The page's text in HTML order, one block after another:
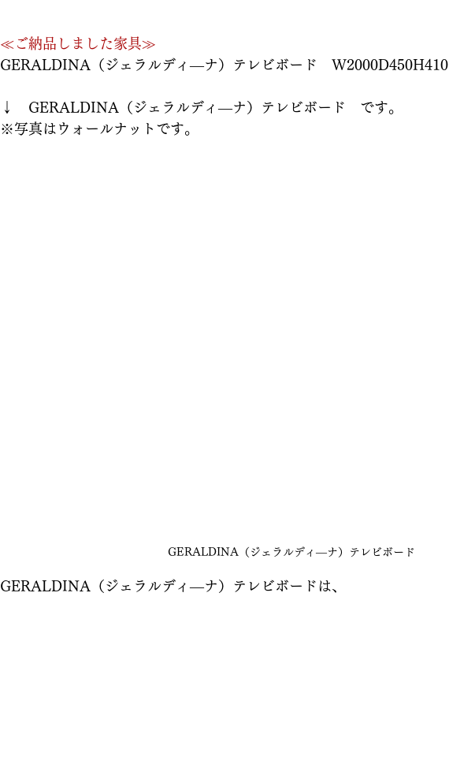
≪ご納品しました家具≫
GERALDINA（ジェラルディ―ナ）テレビボード　W2000D450H410
↓　GERALDINA（ジェラルディ―ナ）テレビボード　です。
※写真はウォールナットです。
GERALDINA（ジェラルディ―ナ）テレビボード
GERALDINA（ジェラルディ―ナ）テレビボードは、